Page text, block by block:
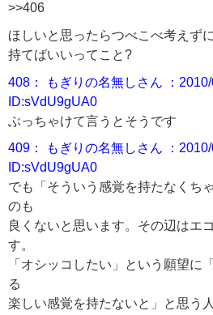
>>406
ほしいと思ったらつべこべ考えず
持てばいいってこと?
408： もぎりの名無しさん ：
ID:sVdU9gUA0
ぶっちゃけて言うとそうです
409： もぎりの名無しさん ：
ID:sVdU9gUA0
でも「そういう感覚を持たなくち
のも
良くないと思います。その辺はエ
す。
「オシッコしたい」という願望に
る
楽しい感覚を持たないと」と思う